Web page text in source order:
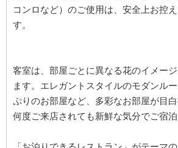
コンロなど）のご使用は、安全上お控
す。
客室は、部屋ごとに異なる花のイメー
ます。エレガントスタイルのモダンル
ぷりのお部屋など、多彩なお部屋が目白
何度ご来店されても新鮮な気分でご宿泊